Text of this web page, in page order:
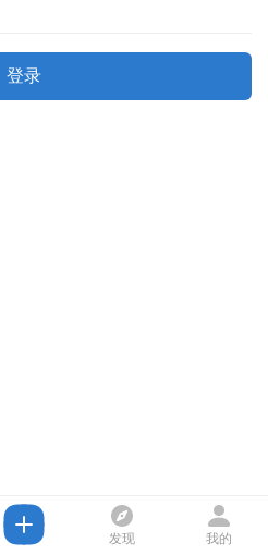
登录
发现 我的